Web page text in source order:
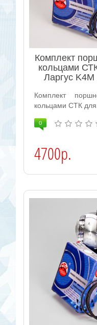
Комплект
кольцами
Ларгус
Комплект
кольцами СТК для..
0
4700р.